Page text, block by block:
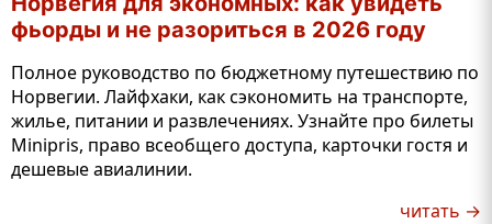
фьорды и не разориться в 2026 году
Полное руководство по бюджетному путешествию по
Норвегии. Лайфхаки, как сэкономить на транспорте,
жилье, питании и развлечениях. Узнайте про билеты
Minipris, право всеобщего доступа, карточки гостя и
дешевые авиалинии.
читать →